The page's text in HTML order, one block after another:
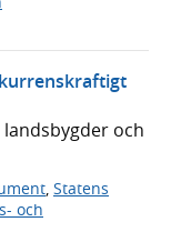
och
Statens
och